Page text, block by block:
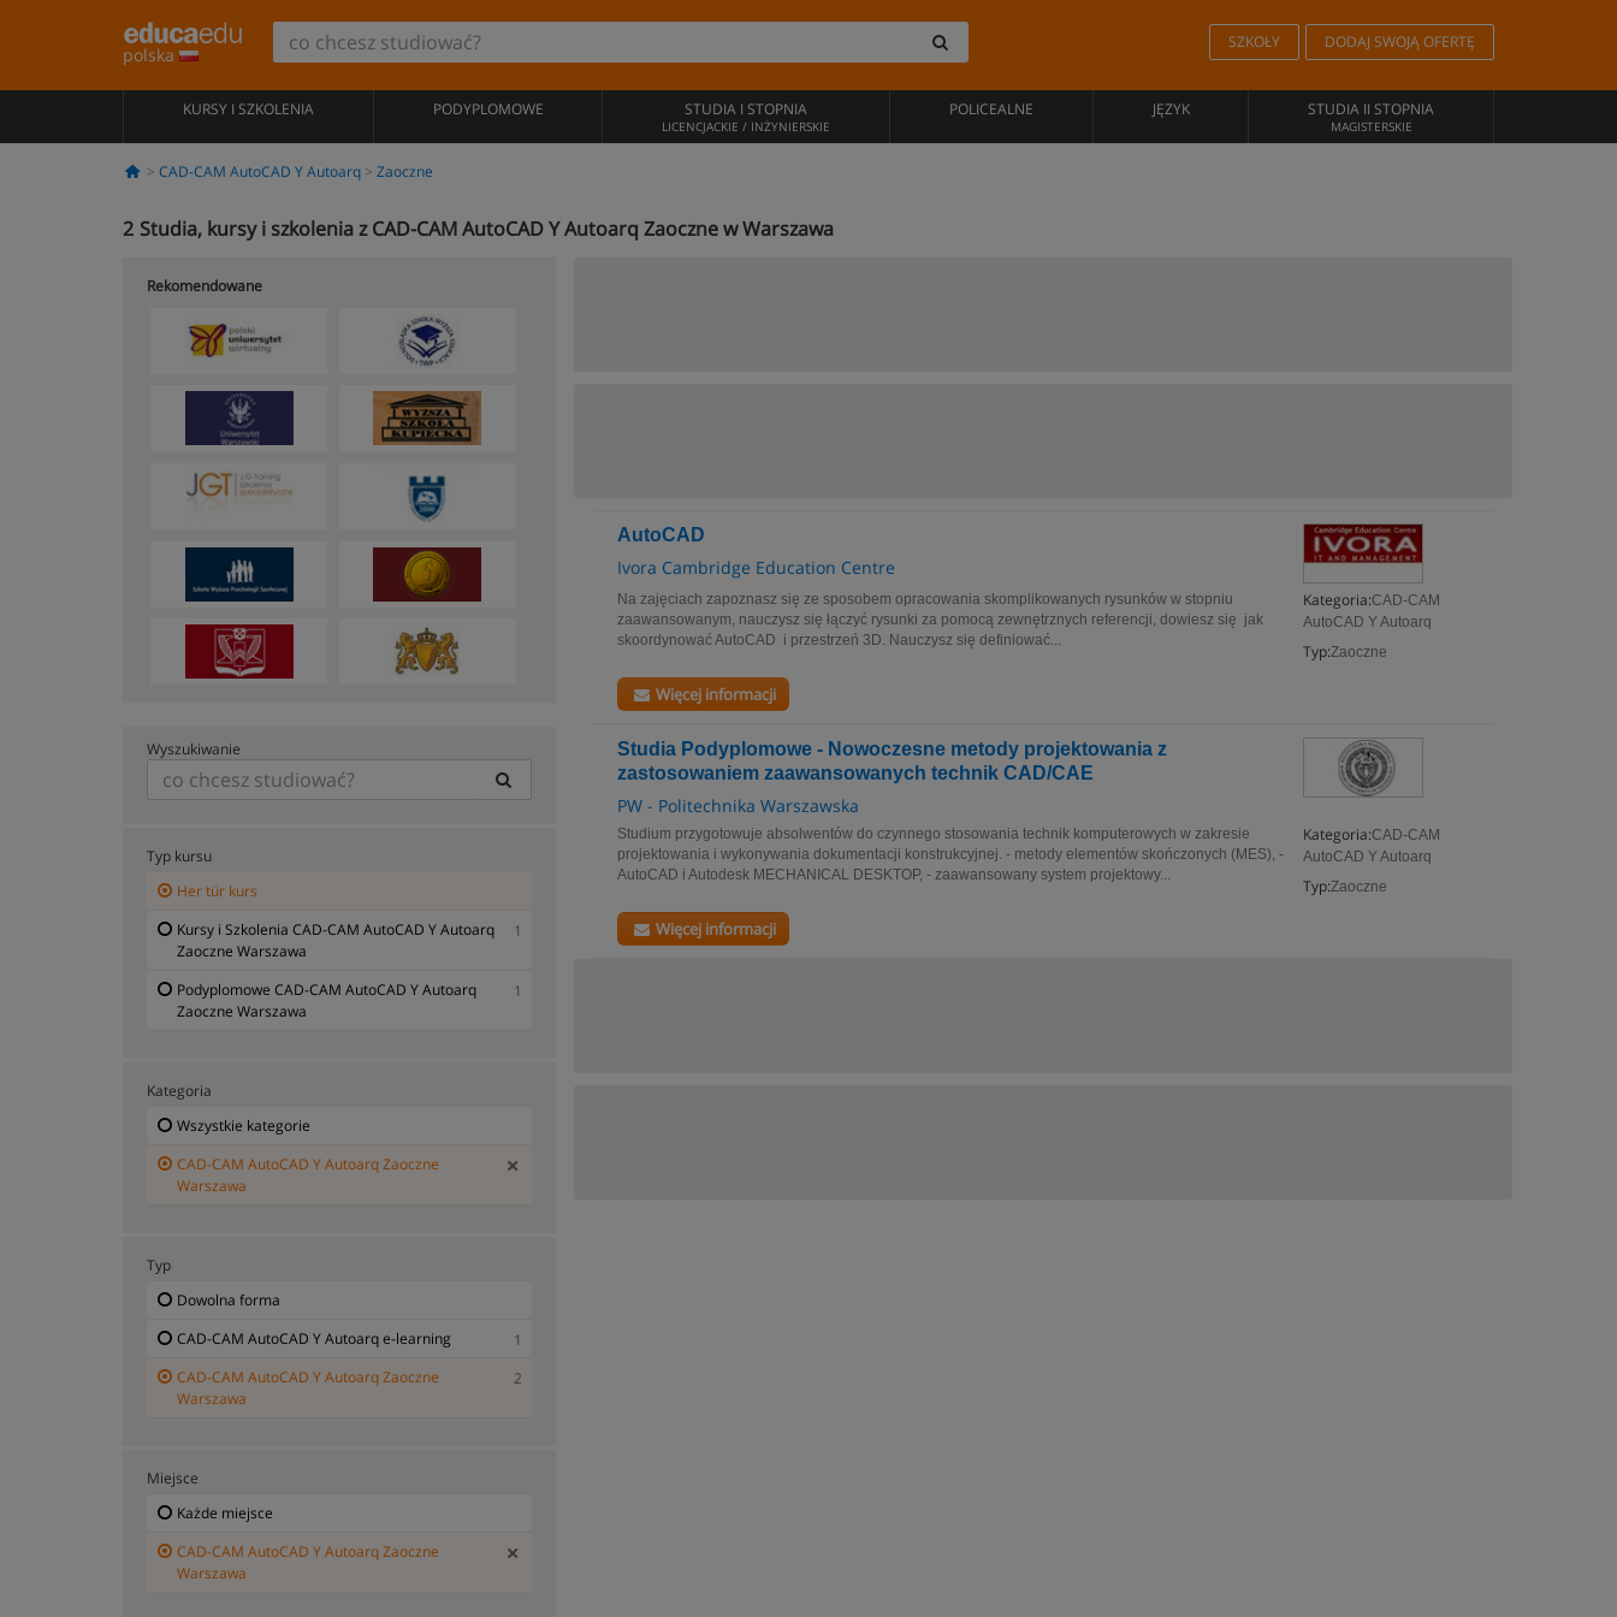
polska
SZKOŁY DODAJ SWOJĄ OFERTĘ
KURSY I SZKOLENIA PODYPLOMOWE STUDIA I STOPNIA
LICENCJACKIE / INŻYNIERSKIE
POLICEALNE JĘZYK STUDIA II STOPNIA
MAGISTERSKIE
CAD-CAM AutoCAD Y Autoarq Zaoczne
2 Studia, kursy i szkolenia z CAD-CAM AutoCAD Y Autoarq Zaoczne w Warszawa
AutoCAD
Ivora Cambridge Education Centre
Kategoria:CAD-CAM
AutoCAD Y Autoarq
Typ:Zaoczne
Na zajęciach zapoznasz się ze sposobem opracowania skomplikowanych rysunków w stopniu
zaawansowanym, nauczysz się łączyć rysunki za pomocą zewnętrznych referencji, dowiesz się jak
skoordynować AutoCAD i przestrzeń 3D. Nauczysz się definiować...
Więcej informacji
Studia Podyplomowe - Nowoczesne metody projektowania z
zastosowaniem zaawansowanych technik CAD/CAE
PW - Politechnika Warszawska
Kategoria:CAD-CAM
AutoCAD Y Autoarq
Typ:Zaoczne
Studium przygotowuje absolwentów do czynnego stosowania technik komputerowych w zakresie
projektowania i wykonywania dokumentacji konstrukcyjnej. - metody elementów skończonych (MES), -
AutoCAD i Autodesk MECHANICAL DESKTOP, - zaawansowany system projektowy...
Więcej informacji
Rekomendowane
Wyszukiwanie
Typ kursu
Her tür kurs
Kursy i Szkolenia CAD-CAM AutoCAD Y Autoarq
Zaoczne Warszawa
1
Podyplomowe CAD-CAM AutoCAD Y Autoarq
Zaoczne Warszawa
1
Kategoria
Wszystkie kategorie
CAD-CAM AutoCAD Y Autoarq Zaoczne
Warszawa
Typ
Dowolna forma
CAD-CAM AutoCAD Y Autoarq e-learning
1
CAD-CAM AutoCAD Y Autoarq Zaoczne
Warszawa
2
Miejsce
Każde miejsce
CAD-CAM AutoCAD Y Autoarq Zaoczne
Warszawa